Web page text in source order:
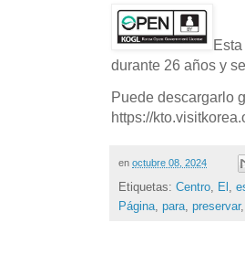
durante 26 años y
Puede descargarlo
https://
en octubre 08, 2024
Etiquetas: Centro, El ,
Página, para, preservar,